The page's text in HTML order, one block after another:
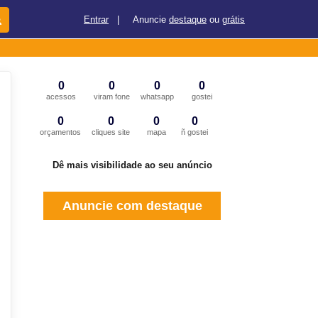
Entrar Anuncie destaque ou grátis
0
acessos
0
viram fone
0
whatsapp
0
gostei
0
orçamentos
0
cliques site
0
mapa
0
ñ gostei
Dê mais visibilidade ao seu anúncio
Anuncie com destaque